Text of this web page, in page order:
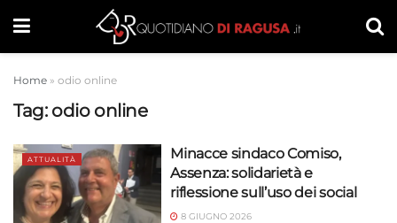
Home » odio online
Tag: odio online
ATTUALITÀ
Minacce sindaco Comiso,
Assenza: solidarietà e
riflessione sull’uso dei social
8 GIUGNO 2026